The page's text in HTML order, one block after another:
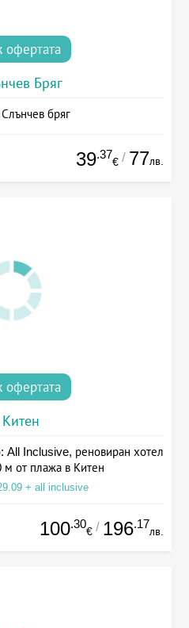
офертата
Бряг
бряг
39.37
€ / 77лв.
офертата
Китен
All Inclusive, реновиран хотел
м от плажа в Китен
+ all inclusive
100.30
€ / 196.17
лв.